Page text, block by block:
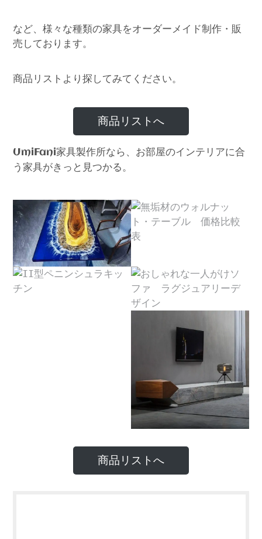
など、様々な種類の家具をオーダーメイド制作・販
売しております。
商品リストより探してみてください。
商品リストへ
UmiFani家具製作所なら、お部屋のインテリアに合
う家具がきっと見つかる。
商品リストへ